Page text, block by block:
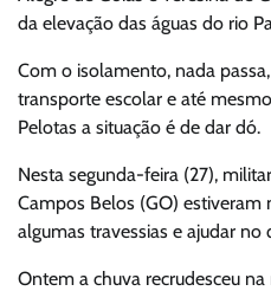
da elevação das águas do rio
Com o isolamento, nada
transporte escolar e até
Pelotas a situação é de dar dó.
Nesta segunda-feira (27),
Campos Belos (GO)
algumas travessias e ajudar no
Ontem a chuva recrudesceu